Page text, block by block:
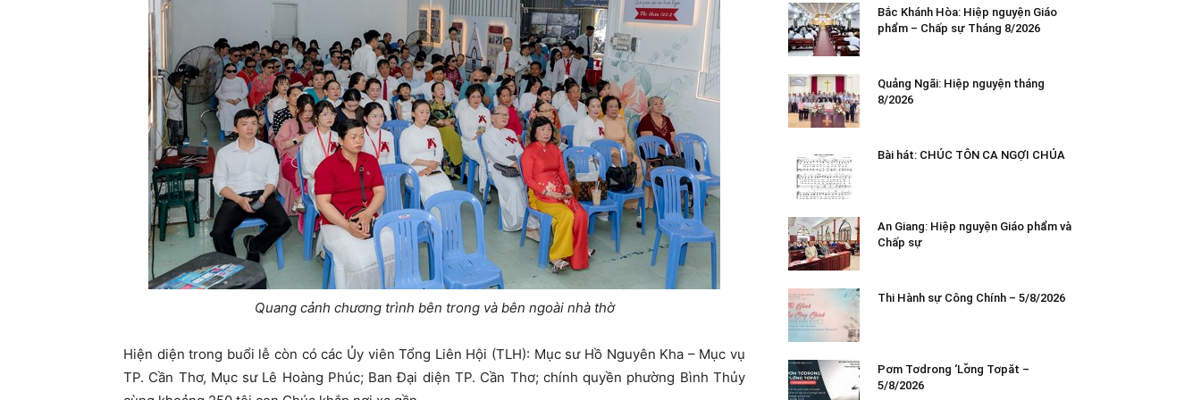
Quang cảnh chương trình bên trong và bên ngoài nhà thờ
Hiện diện trong buổi lễ còn có các Ủy viên Tổng Liên Hội (TLH): Mục sư Hồ Nguyên Kha – Mục vụ
TP. Cần Thơ, Mục sư Lê Hoàng Phúc; Ban Đại diện TP. Cần Thơ; chính quyền phường Bình Thủy
Bắc Khánh Hòa: Hiệp nguyện Giáo
phẩm – Chấp sự Tháng 8/2026
Quảng Ngãi: Hiệp nguyện tháng
8/2026
Bài hát: CHÚC TÔN CA NGỢI CHÚA
An Giang: Hiệp nguyện Giáo phẩm và
Chấp sự
Thi Hành sự Công Chính – 5/8/2026
Pơm Tơdrong ‘Lơ̆ng Tơpăt –
5/8/2026